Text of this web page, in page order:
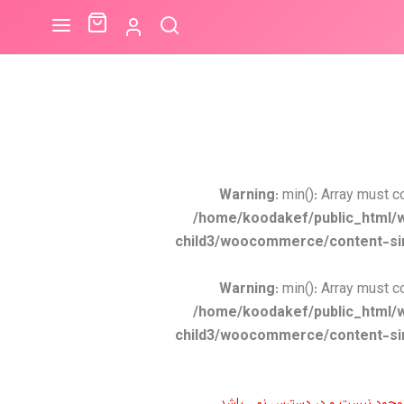
Warning: min(): Array must
/home/koodakef/
child3/woocommerce/content-
Warning: min(): Array must
/home/koodakef/
child3/woocommerce/content-